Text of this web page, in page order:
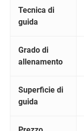
Tecnica di
guida
Grado di
allenamento
Superficie di
guida